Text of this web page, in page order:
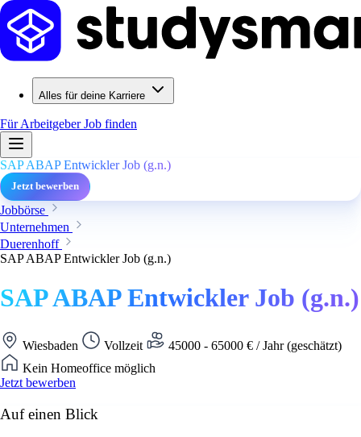
Alles für deine Karriere
Für ArbeitgeberJob finden
SAP ABAP Entwickler Job (g.n.)
Jetzt bewerben
Jobbörse
Unternehmen
Duerenhoff
SAP ABAP Entwickler Job (g.n.)
SAP ABAP Entwickler Job (g.n.)
Wiesbaden Vollzeit
45000 - 65000 € / Jahr (geschätzt)
Kein Homeoffice möglich
Jetzt bewerben
Auf einen Blick